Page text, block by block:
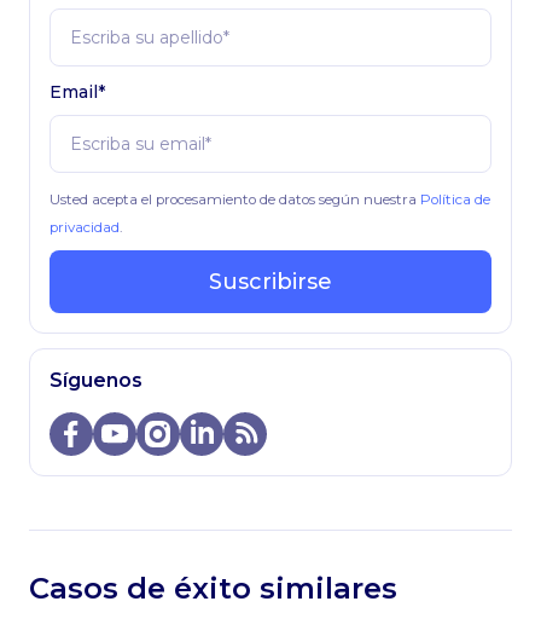
Email*
Usted acepta el procesamiento de datos según nuestra Política de
privacidad.
Suscribirse
Síguenos
Casos de éxito similares